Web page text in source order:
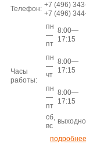
Телефон: +7 (496)
+7 (496)
Часы
работы:
пн
—
пт
8:00—
17:15
пн
—
чт
8:00—
17:15
пн
—
пт
8:00—
17:15
сб,
вс
подробнее